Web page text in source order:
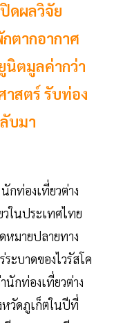
ดผลวิจัย
ตากอากาศ
นิตมูลค่ากว่า
สตร์ รับท่อง
บมา
กท่องเที่ยวต่าง
ในประเทศไทย
มายปลายทาง
ะบาดของไวรัสโค
กท่องเที่ยวต่าง
หวัดภูเก็ตในปีที่